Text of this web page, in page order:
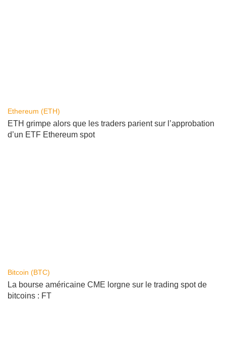
Ethereum (ETH)
ETH grimpe alors que les traders parient sur l’approbation
d’un ETF Ethereum spot
Bitcoin (BTC)
La bourse américaine CME lorgne sur le trading spot de
bitcoins : FT